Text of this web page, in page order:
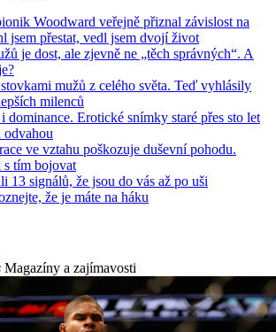
Woodward veřejně přiznal závislost na
jsem přestat, vedl jsem dvojí život
je dost, ale zjevně ne „těch správných“. A
mužů z celého světa. Teď vyhlásily
milenců
dominance. Erotické snímky staré přes sto let
odvahou
ve vztahu poškozuje duševní pohodu.
s tím bojovat
13 signálů, že jsou do vás až po uši
že je máte na háku
Magazíny a zajímavosti